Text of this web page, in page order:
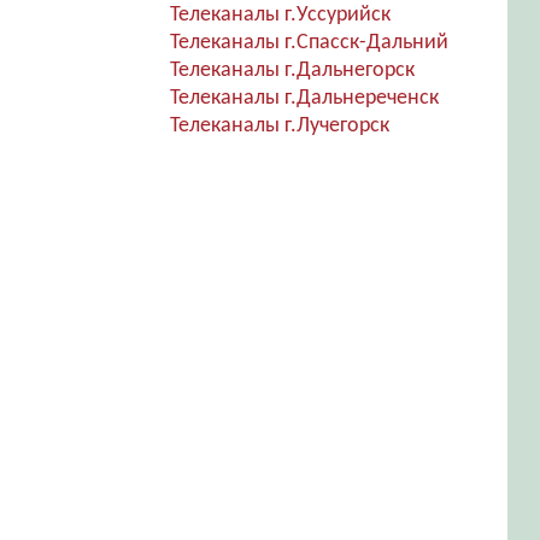
Телеканалы г.Уссурийск
Телеканалы г.Спасск-Дальний
Телеканалы г.Дальнегорск
Телеканалы г.Дальнереченск
Телеканалы г.Лучегорск